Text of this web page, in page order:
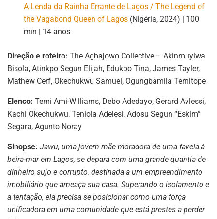
A Lenda da Rainha Errante de Lagos / The Legend of
the Vagabond Queen of Lagos (Nigéria, 2024) | 100
min | 14 anos
Direção e roteiro: The Agbajowo Collective – Akinmuyiwa
Bisola, Atinkpo Segun Elijah, Edukpo Tina, James Tayler,
Mathew Cerf, Okechukwu Samuel, Ogungbamila Temitope
Elenco: Temi Ami-Williams, Debo Adedayo, Gerard Avlessi,
Kachi Okechukwu, Teniola Adelesi, Adosu Segun “Eskim”
Segara, Agunto Noray
Sinopse: Jawu, uma jovem mãe moradora de uma favela à
beira-mar em Lagos, se depara com uma grande quantia de
dinheiro sujo e corrupto, destinada a um empreendimento
imobiliário que ameaça sua casa. Superando o isolamento e
a tentação, ela precisa se posicionar como uma força
unificadora em uma comunidade que está prestes a perder